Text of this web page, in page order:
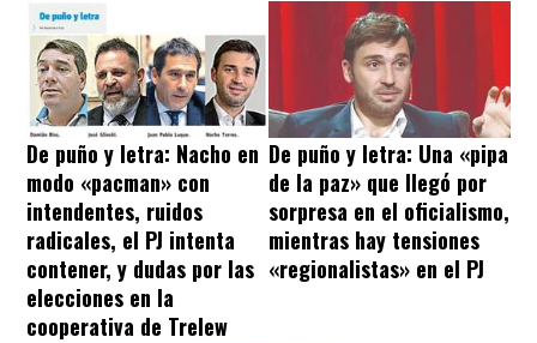
De puño y letra: Nacho en
modo «pacman» con
intendentes, ruidos
radicales, el PJ intenta
contener, y dudas por las
elecciones en la
cooperativa de Trelew
De puño y letra: Una «pipa
de la paz» que llegó por
sorpresa en el oficialismo,
mientras hay tensiones
«regionalistas» en el PJ